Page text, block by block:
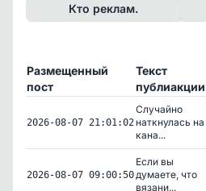
Кто реклам.
Размещенный
пост
Текст
публиакции
2026-08-07 21:01:02
Случайно
наткнулась на
кана...
2026-08-07 09:00:50
Если вы
думаете, что
вязани...